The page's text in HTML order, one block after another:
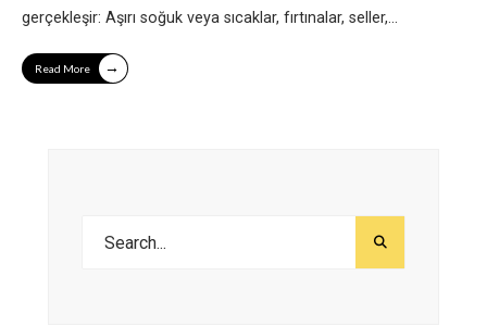
gerçekleşir: Aşırı soğuk veya sıcaklar, fırtınalar, seller,...
Read More →